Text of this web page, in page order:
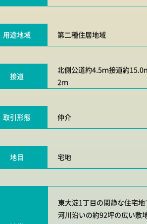
用途地域 第二種住居地域
接道
北側公道約4.5ｍ接道約
2ｍ
取引形態 仲介
地目 宅地
東大淀1丁目の閑静な住宅
河川沿いの約92坪の広い敷